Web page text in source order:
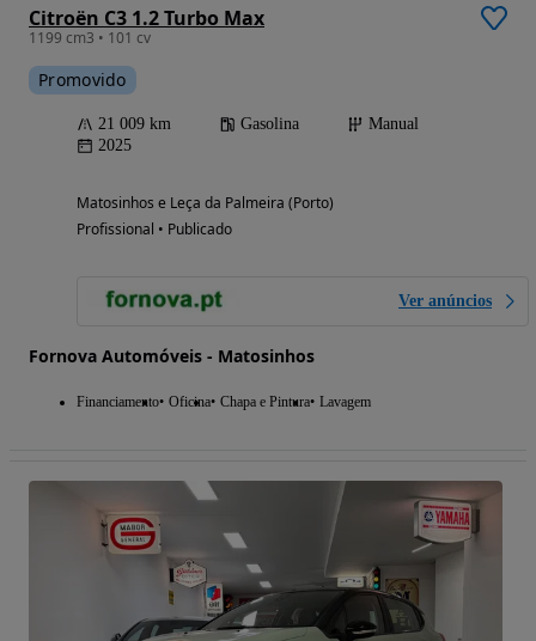
Citroën C3 1.2 Turbo Max
1199 cm3 • 101 cv
Promovido
21 009 km Gasolina
Manual
2025
Matosinhos e Leça da Palmeira (Porto)
Profissional • Publicado
Ver anúncios
Fornova Automóveis - Matosinhos
Financiamento Oficina Chapa e Pintura Lavagem